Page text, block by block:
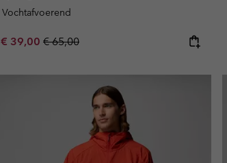
Vochtafvoerend
Sale price:
€ 39,00 Regular price:
€ 65,00